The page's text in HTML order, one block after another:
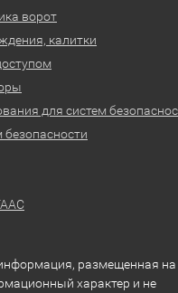
ворот
калитки
для систем
размещенная на
характер и не